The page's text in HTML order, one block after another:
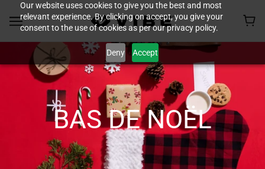
Our website uses cookies to give you the best and most
relevant experience. By clicking on accept, you give your
consent to the use of cookies as per our privacy policy.
Deny Accept
BAS DE NOËL